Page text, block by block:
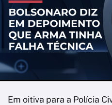
Em oitiva para a Polícia